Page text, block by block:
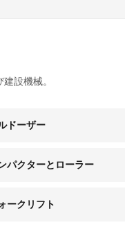
設機械。
ドーザー
パクターとローラー
ークリフト